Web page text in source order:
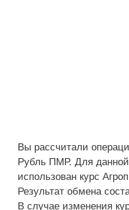
Вы рассчитали
Рубль ПМР. Для
использован курс
Результат обмена
В случае изменения